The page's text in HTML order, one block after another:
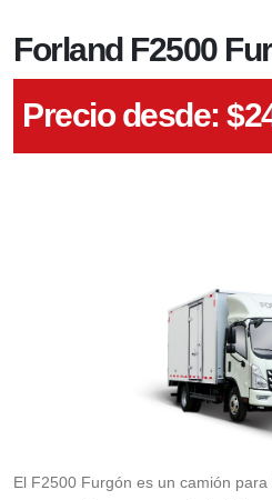
Forland F2500
Precio desde: $
El F2500 Furgón es un camión